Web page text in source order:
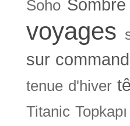
Soho Sombre
voyages
sur
tenue d'hiver
Titanic Topkapı